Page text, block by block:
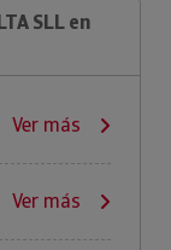
SLL en
Ver más
Ver más